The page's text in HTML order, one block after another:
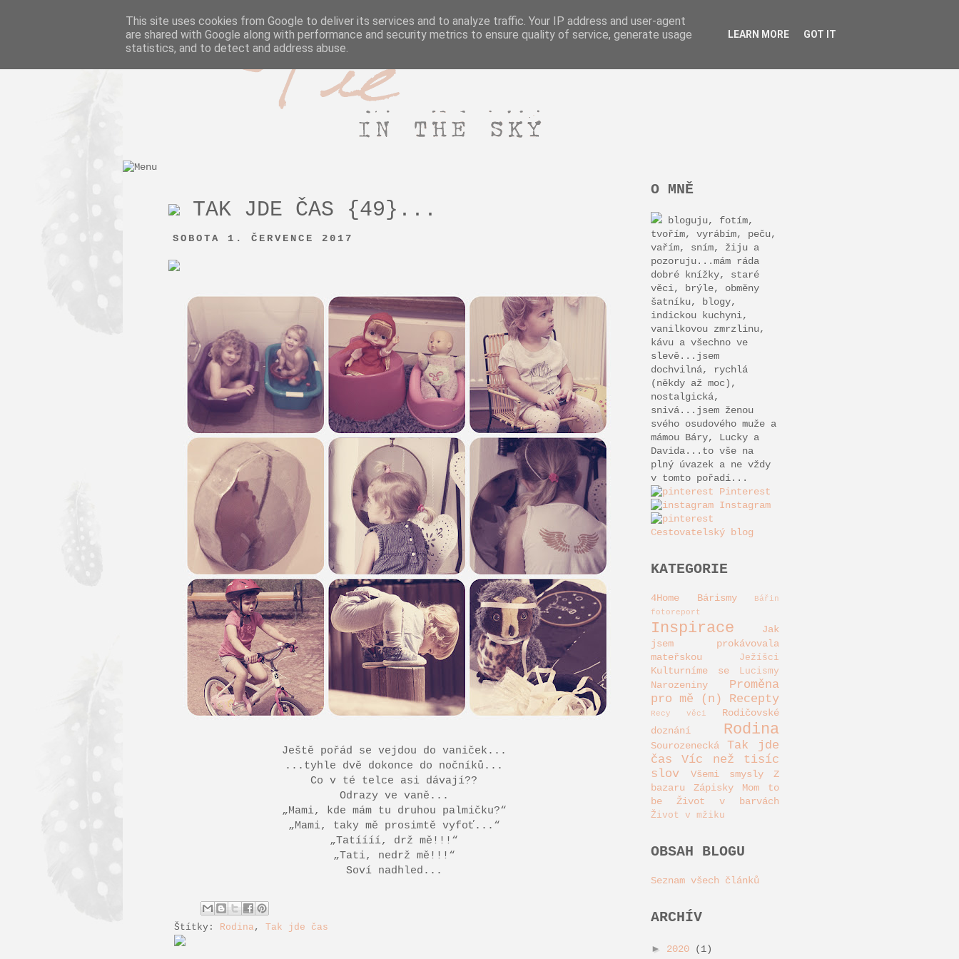
Pie in the sky
TAK JDE ČAS {49}...
SOBOTA 1. ČERVENCE 2017
Ještě pořád se vejdou do vaniček...
...tyhle dvě dokonce do nočníků...
Co v té telce asi dávají??
Odrazy ve vaně...
„Mami, kde mám tu druhou palmičku?“
„Mami, taky mě prosimtě vyfoť...“
„Tatíííí, drž mě!!!“
„Tati, nedrž mě!!!“
Soví nadhled...
Štítky: Rodina, Tak jde čas
O MNĚ
bloguju, fotím,
tvořím, vyrábím, peču,
vařím, sním, žiju a
pozoruju...mám ráda
dobré knížky, staré
věci, brýle, obměny
šatníku, blogy,
indickou kuchyni,
vanilkovou zmrzlinu,
kávu a všechno ve
slevě...jsem
dochvilná, rychlá
(někdy až moc),
nostalgická,
snivá...jsem ženou
svého osudového muže a
mámou Báry, Lucky a
Davida...to vše na
plný úvazek a ne vždy
v tomto pořadí...
Pinterest
Instagram
Cestovatelský blog
KATEGORIE
4Home Bárismy
Bářin
fotoreport
Inspirace
Jak
jsem prokávovala
mateřskou
Ježíšci
Kulturníme se Lucismy
Narozeniny
Proměna
pro mě (n)
Recepty
Recy věci
Rodičovské
doznání
Rodina
Sourozenecká
Tak jde
čas
Víc než tisíc
slov
Všemi smysly
Z
bazaru
Zápisky Mom to
be
Život v barvách
Život v mžiku
OBSAH BLOGU
Seznam všech článků
ARCHÍV
► 2020
(1)
This site uses cookies from Google to deliver its services and to analyze traffic. Your IP address and user-agent
are shared with Google along with performance and security metrics to ensure quality of service, generate usage
statistics, and to detect and address abuse.
LEARN MORE GOT IT